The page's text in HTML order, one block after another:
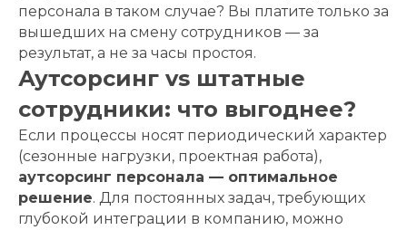
персонала в таком случае? Вы платите только за
вышедших на смену сотрудников — за
результат, а не за часы простоя.
Аутсорсинг vs штатные
сотрудники: что выгоднее?
Если процессы носят периодический характер
(сезонные нагрузки, проектная работа),
аутсорсинг персонала — оптимальное
решение. Для постоянных задач, требующих
глубокой интеграции в компанию, можно